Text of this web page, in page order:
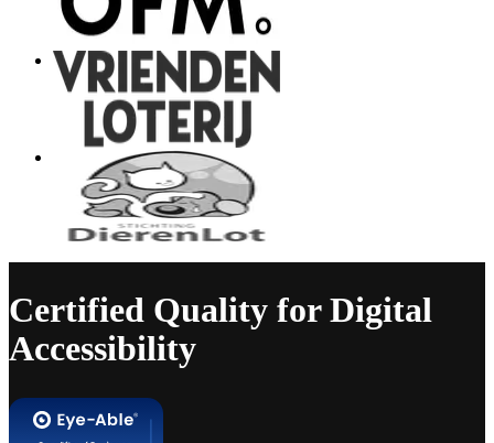
Certified Quality for Digital
Accessibility